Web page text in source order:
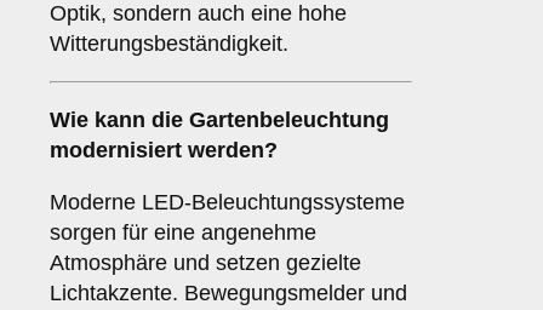
Optik, sondern auch eine hohe
Witterungsbeständigkeit.
Wie kann die Gartenbeleuchtung
modernisiert werden?
Moderne LED-Beleuchtungssysteme
sorgen für eine angenehme
Atmosphäre und setzen gezielte
Lichtakzente. Bewegungsmelder und